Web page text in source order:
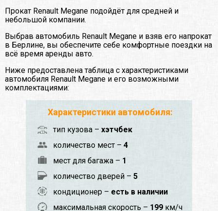
Прокат Renault Megane подойдёт для средней и
небольшой компании.
Выбрав автомобиль Renault Megane и взяв его напрокат
в Берлине, вы обеспечите себе комфортные поездки на
всё время аренды авто.
Ниже предоставлена таблица с характеристиками
автомобиля Renault Megane и его возможными
комплектациями:
Характеристики автомобиля:
тип кузова – хэтчбек
количество мест – 4
мест для багажа – 1
количество дверей – 5
кондиционер – есть в наличии
максимальная скорость – 199 км/ч